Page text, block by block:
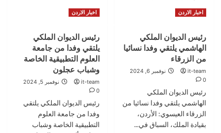
Read More
Read
رئيس
الديوان
الملكي
مجموعة
الإعلامية
Read More
Read
مندوبا
عن
الملك
وولي
العهد..
العيسوي
العظامات
والطوال
اخبار الاردن
رئيس الديوان الملكي
الهاشمي يلتقي وفدا نسائيا
من الزرقاء
it-team
نوفمبر 6, 2024
0
رئيس الديوان الملكي
الهاشمي يلتقي وفدا نسائيا من
الزرقاء العيسوي: الأردن،
بقيادة الملك، السباق في...
اخبار الاردن
رئيس الديوان الملكي
يلتقي وفدا من جامعة
العلوم التطبيقية الخاصة
وشباب عجلون
it-team
نوفمبر 5, 2024
0
رئيس الديوان الملكي يلتقي
وفدا من جامعة العلوم
التطبيقية الخاصة وشباب